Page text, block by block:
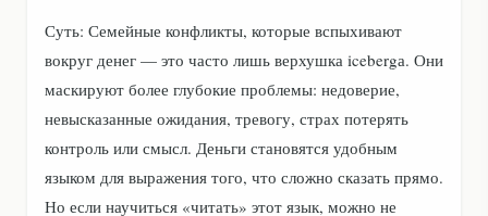
Суть: Семейные конфликты, которые вспыхивают
вокруг денег — это часто лишь верхушка icebergа. Они
маскируют более глубокие проблемы: недоверие,
невысказанные ожидания, тревогу, страх потерять
контроль или смысл. Деньги становятся удобным
языком для выражения того, что сложно сказать прямо.
Но если научиться «читать» этот язык, можно не